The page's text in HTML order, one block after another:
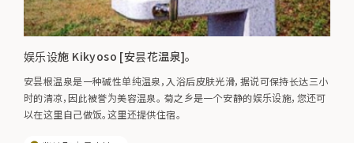
娱乐设施 Kikyoso [安昙花温泉]。
安昙根温泉是一种碱性单纯温泉，入浴后皮肤光滑，据说可保持长达三小
时的清凉，因此被誉为美容温泉。 菊之乡是一个安静的娱乐设施，您还可
以在这里自己做饭。这里还提供住宿。